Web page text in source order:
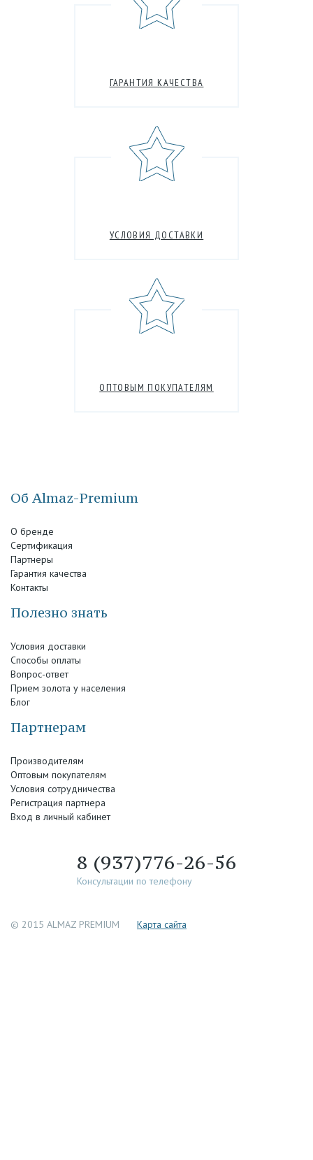
ГАРАНТИЯ КАЧЕСТВА
УСЛОВИЯ ДОСТАВКИ
ОПТОВЫМ ПОКУПАТЕЛЯМ
Об Almaz-Premium
О бренде
Сертификация
Партнеры
Гарантия качества
Контакты
Полезно знать
Условия доставки
Способы оплаты
Вопрос-ответ
Прием золота у населения
Блог
Партнерам
Производителям
Оптовым покупателям
Условия сотрудничества
Регистрация партнера
Вход в личный кабинет
8 (937)776-26-56
Консультации по телефону
© 2015 ALMAZ PREMIUM Каpта сайта